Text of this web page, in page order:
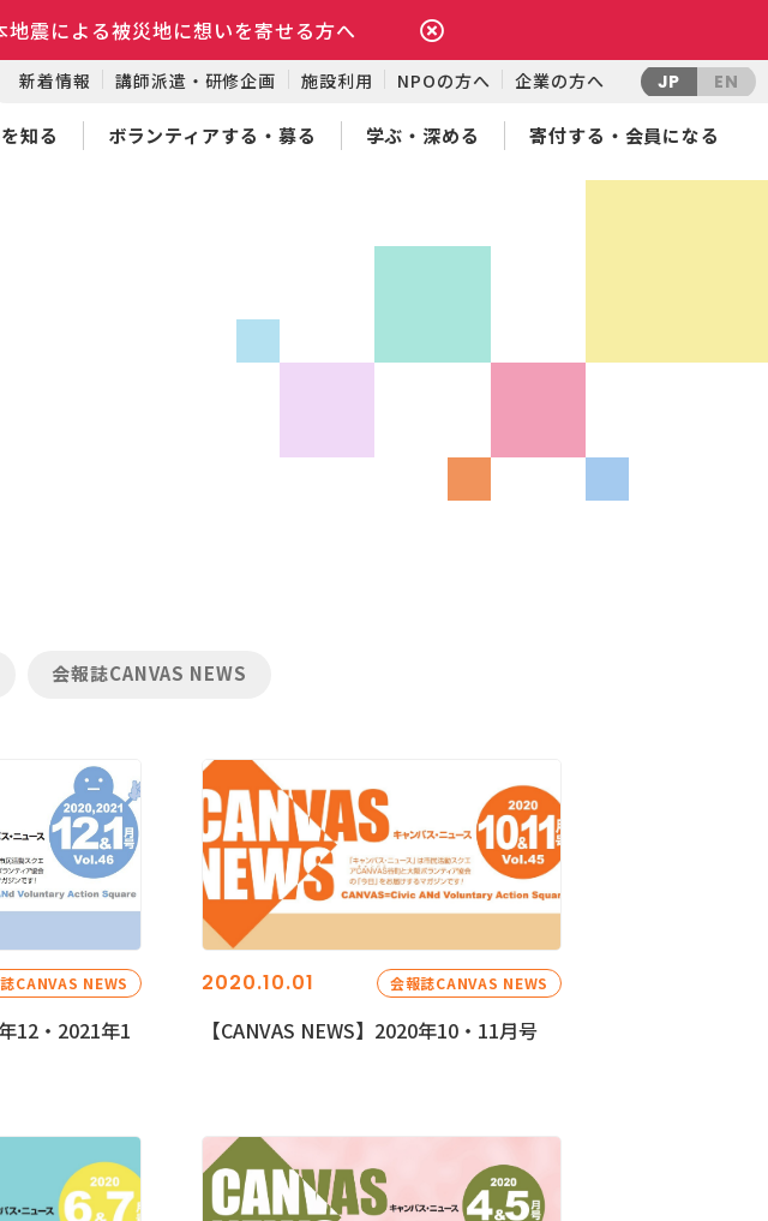
地震による被災地に想いを寄せる方へ
新着情報 講師派遣・研修企画 施設利用 NPOの方へ 企業の方へ JP EN
知る ボランティアする・募る 学ぶ・深める 寄付する・会員になる
会報誌CANVAS NEWS
CANVAS NEWS
12・2021年1
2020.10.01 会報誌CANVAS NEWS
【CANVAS NEWS】2020年10・11月号